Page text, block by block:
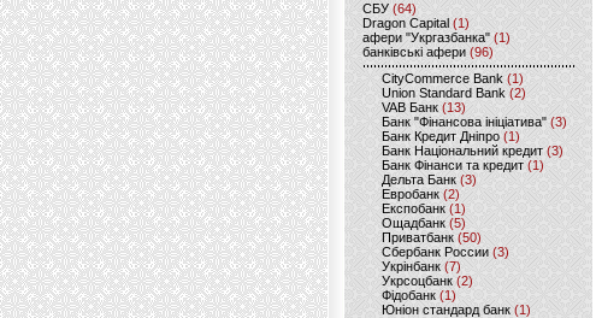
CБУ (64)
Dragon Capital (1)
афери "Укргазбанка" (1)
банківські афери (96)
CityCommerce Bank (1)
Union Standard Bank (2)
VAB Банк (13)
Банк "Фінансова ініціатива" (3)
Банк Кредит Дніпро (1)
Банк Національний кредит (3)
Банк Фінанси та кредит (1)
Дельта Банк (3)
Евробанк(2)
Експобанк (1)
Ощадбанк(5)
Приватбанк (50)
Сбербанк России (3)
Укрінбанк(7)
Укрсоцбанк (2)
Фідобанк (1)
Юніон стандард банк(1)